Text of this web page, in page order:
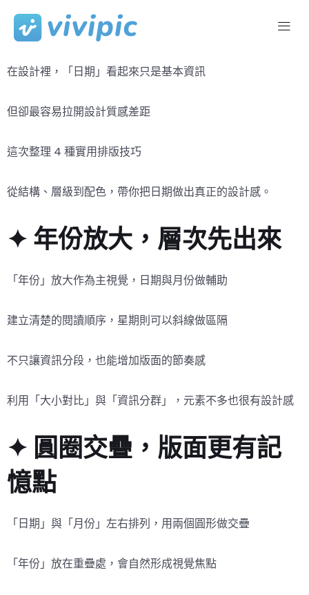
Skip
content
在設計裡，「日期」看起來只是基本資訊
但卻最容易拉開設計質感差距
這次整理 4 種實用排版技巧
從結構、層級到配色，帶你把日期做出真正的設計感。
✦ 年份放大，層次先出來
「年份」放大作為主視覺，日期與月份做輔助
建立清楚的閱讀順序，星期則可以斜線做區隔
不只讓資訊分段，也能增加版面的節奏感
利用「大小對比」與「資訊分群」，元素不多也很有設計感
✦ 圓圈交疊，版面更有記
憶點
「日期」與「月份」左右排列，用兩個圓形做交疊
「年份」放在重疊處，會自然形成視覺焦點